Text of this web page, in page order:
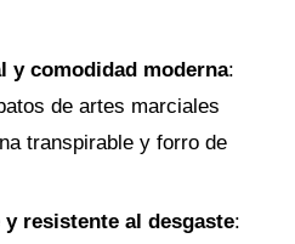
y comodidad moderna:
de artes marciales
transpirable y forro de
resistente al desgaste: